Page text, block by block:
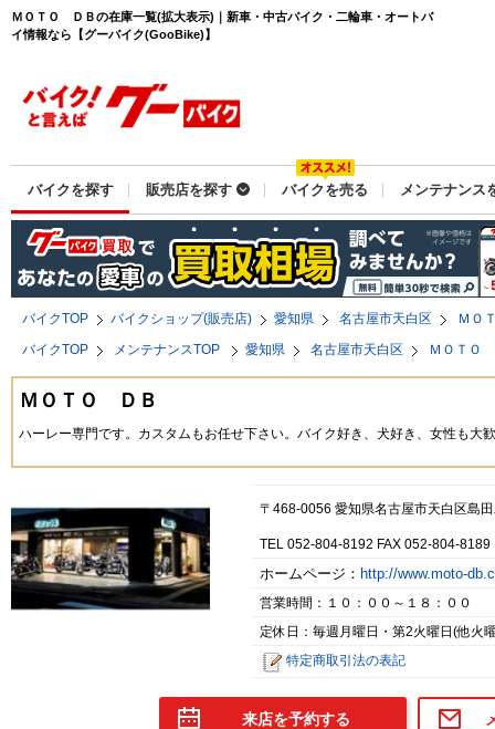
ＭＯＴＯ ＤＢの在庫一覧(拡大表示)｜新車・中古バイク・二輪車・オートバ
イ情報なら【グーバイク(GooBike)】
バイクを探す 販売店を探す バイクを売る メンテナンス
バイクTOP バイクショップ(販売店) 愛知県 名古屋市天白区
ＭＯ
バイクTOP
メンテナンスTOP 愛知県 名古屋市天白区 ＭＯＴＯ
ＭＯＴＯ ＤＢ
ハーレー専門です。カスタムもお任せ下さい。バイク好き、犬好き、女性も大
〒468-0056 愛知県名古屋市天白区島
TEL 052-804-8192 FAX 052-804-8189
ホームページ： http://www.moto-
営業時間：１０：００～１８：００
定休日：毎週月曜日・第2火曜日(他火
特定商取引法の表記
来店を予約する